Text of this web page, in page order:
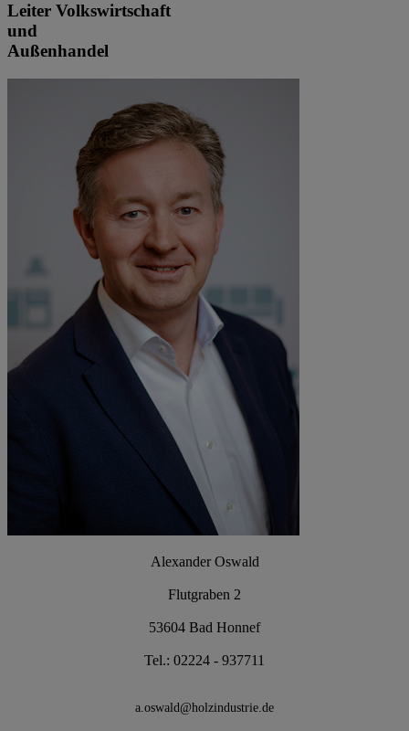
Leiter Volkswirtschaft
und
Außenhandel
Alexander Oswald
Flutgraben 2
53604 Bad Honnef
Tel.: 02224 - 937711
a.oswald@holzindustrie.de